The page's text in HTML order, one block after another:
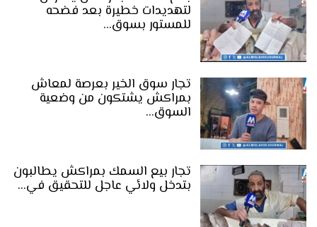
لتهديدات خطيرة بعد فضحه
للمستور بسوق…
تجار سوق الخير بعرصة لمعاش
بمراكش يشتكون من وضعية
السوق…
تجار بيع السمك بمراكش يطالبون
بتدخل ولائي عاجل للتحقيق في…